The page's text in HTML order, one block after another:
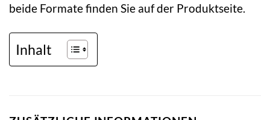
beide Formate finden Sie auf der Produktseite.
Inhalt